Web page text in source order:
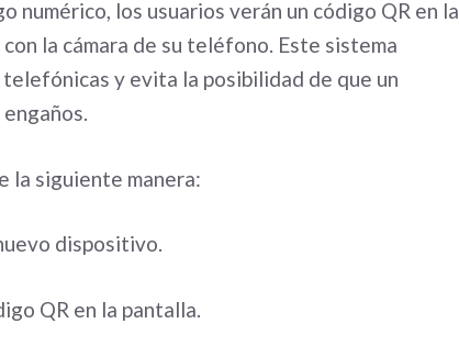
numérico, los usuarios verán un código QR en la
la cámara de su teléfono. Este sistema
y evita la posibilidad de que un
la siguiente manera:
dispositivo.
QR en la pantalla.